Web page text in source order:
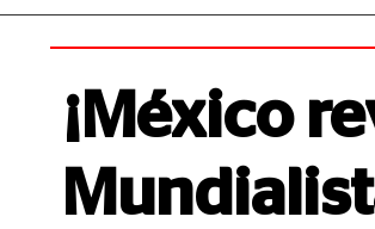
¡México